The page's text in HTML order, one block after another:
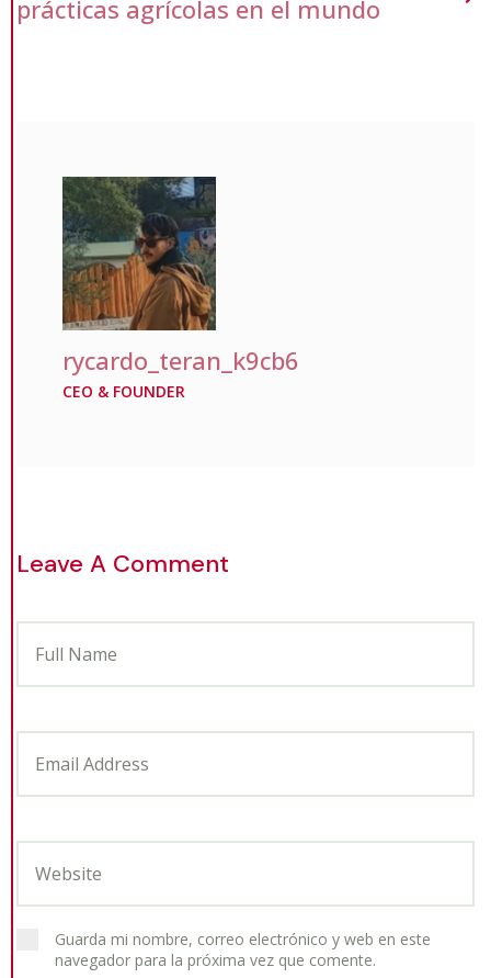
prácticas agrícolas en el mundo
rycardo_teran_k9cb6
CEO & FOUNDER
Leave A Comment
Guarda mi nombre, correo electrónico y web en este
navegador para la próxima vez que comente.